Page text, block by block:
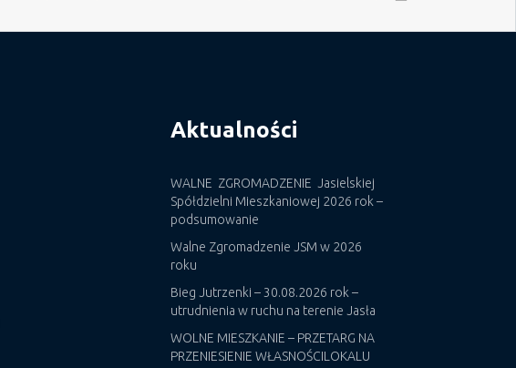
Aktualności
WALNE ZGROMADZENIE Jasielskiej
Spółdzielni Mieszkaniowej 2026 rok –
podsumowanie
Walne Zgromadzenie JSM w 2026
roku
Bieg Jutrzenki – 30.08.2026 rok –
utrudnienia w ruchu na terenie Jasła
WOLNE MIESZKANIE – PRZETARG NA
PRZENIESIENIE WŁASNOŚCILOKALU